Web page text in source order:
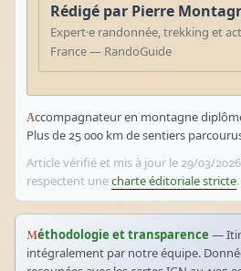
Rédigé par Pierre
Expert·e randonnée, trekking et
France — RandoGuide
Accompagnateur en montagne diplômé d'État depuis 14 ans.
Plus de 25 000 km de sentiers
Article vérifié et mis à jour le 29/03/2026. Nos contenus
respectent unecharte éditoriale stricte.
Méthodologie et transparence —
intégralement par notre équipe.